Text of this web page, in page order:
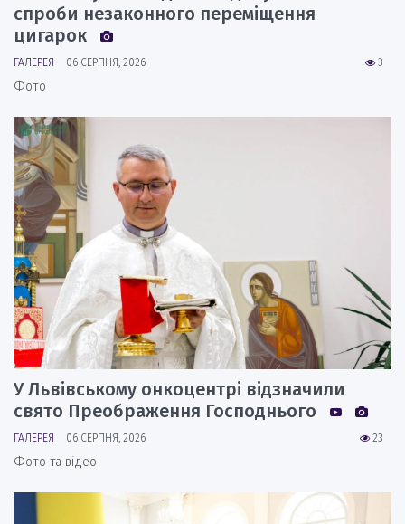
спроби незаконного переміщення
цигарок
3
ГАЛЕРЕЯ 06 СЕРПНЯ, 2026
Фото
У Львівському онкоцентрі відзначили
свято Преображення Господнього
23
ГАЛЕРЕЯ 06 СЕРПНЯ, 2026
Фото та відео